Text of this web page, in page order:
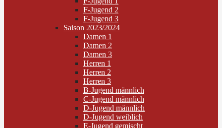
F-Jugend 2
F-Jugend 3
Saison 2023/2024
Damen 1
Damen 2
Damen 3
Herren 1
Herren 2
Herren 3
B-Jugend männlich
C-Jugend männlich
D-Jugend männlich
D-Jugend weiblich
E-Jugend gemischt